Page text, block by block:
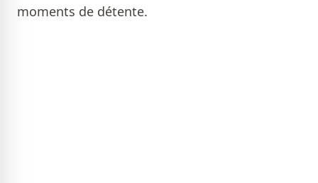
moments de détente.